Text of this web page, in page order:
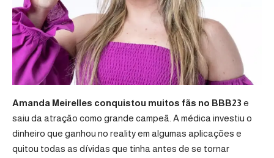
Amanda Meirelles conquistou muitos fãs no BBB23 e
saiu da atração como grande campeã. A médica investiu o
dinheiro que ganhou no reality em algumas aplicações e
quitou todas as dívidas que tinha antes de se tornar